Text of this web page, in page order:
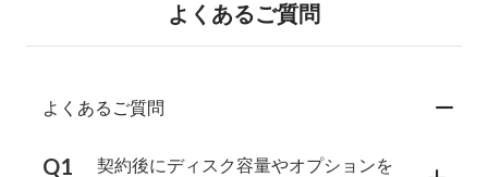
よくあるご質問
よくあるご質問
契約後にディスク容量やオプションを